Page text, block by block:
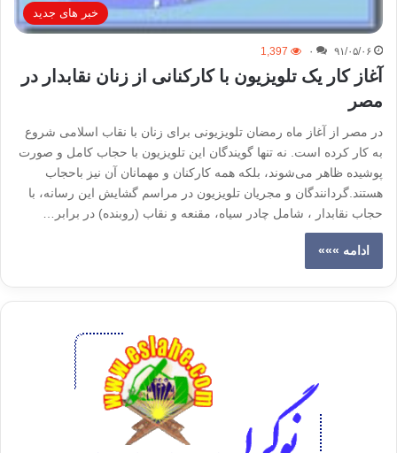
خبر های جدید
۹۱/۰۵/۰۶ ۰ 1,397
آغاز کار یک تلویزیون با کارکنانی از زنان نقابدار در
مصر
در مصر از آغاز ماه رمضان تلویزیونی برای زنان با نقاب اسلامی شروع
به کار کرده است. نه تنها گویندگان این تلویزیون با حجاب کامل و صورت
پوشیده ظاهر می‌شوند، بلکه همه کارکنان و مهمانان آن نیز باحجاب
هستند.گردانندگان و مجریان تلویزیون در مراسم گشایش این رسانه، با
حجاب نقابدار ، شامل چادر سیاه، مقنعه و نقاب (روبنده) در برابر…
ادامه »»»